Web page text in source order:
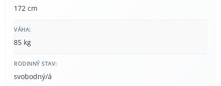
172 cm
VÁHA:
85 kg
RODINNÝ STAV:
svobodný/á